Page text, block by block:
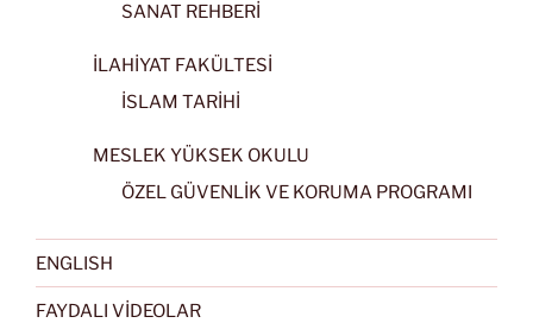
SANAT REHBERİ
İLAHİYAT FAKÜLTESİ
İSLAM TARİHİ
MESLEK YÜKSEK OKULU
ÖZEL GÜVENLİK VE KORUMA PROGRAMI
ENGLISH
FAYDALI VİDEOLAR